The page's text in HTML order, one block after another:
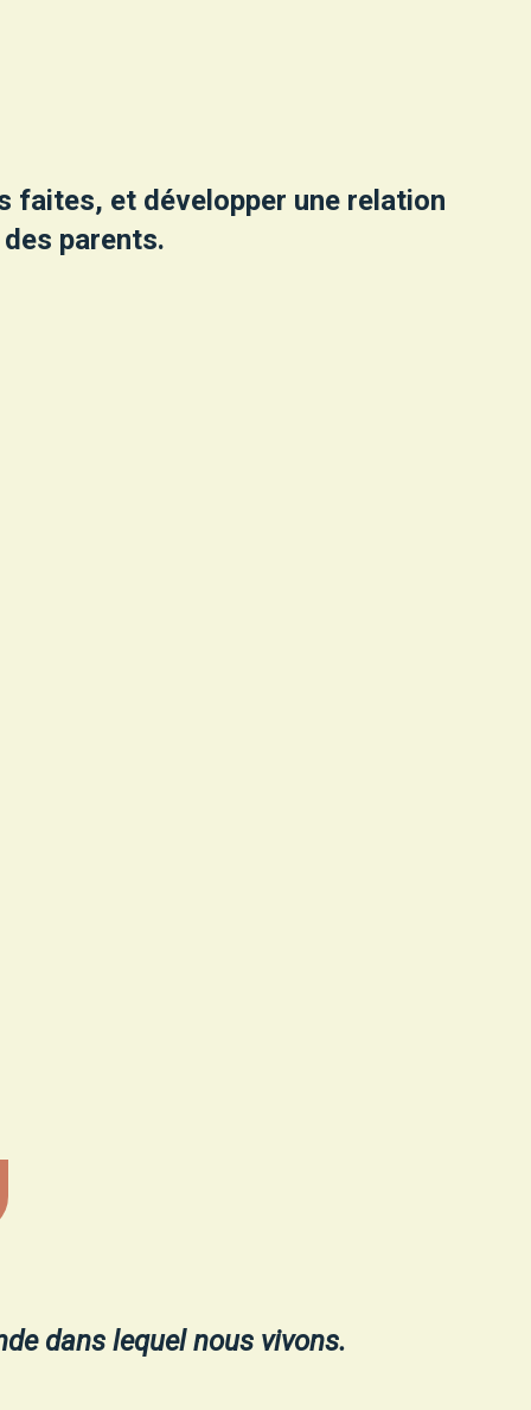
faites, et développer une relation
parents.
dans lequel nous vivons.